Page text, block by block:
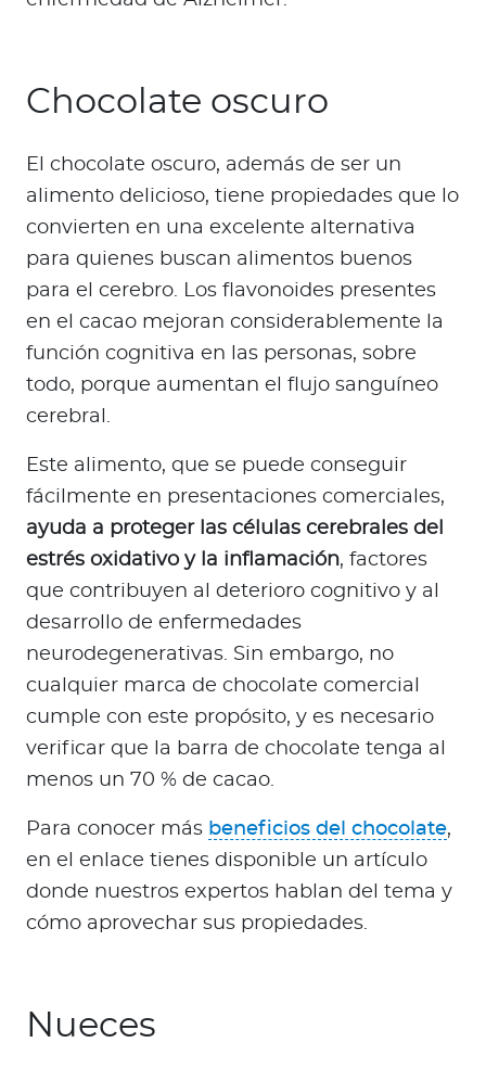
Chocolate oscuro
El chocolate oscuro, además de ser un
alimento delicioso, tiene propiedades que lo
convierten en una excelente alternativa
para quienes buscan alimentos buenos
para el cerebro. Los flavonoides presentes
en el cacao mejoran considerablemente la
función cognitiva en las personas, sobre
todo, porque aumentan el flujo sanguíneo
cerebral.
Este alimento, que se puede conseguir
fácilmente en presentaciones comerciales,
ayuda a proteger las células cerebrales del
estrés oxidativo y la inflamación, factores
que contribuyen al deterioro cognitivo y al
desarrollo de enfermedades
neurodegenerativas. Sin embargo, no
cualquier marca de chocolate comercial
cumple con este propósito, y es necesario
verificar que la barra de chocolate tenga al
menos un 70 % de cacao.
Para conocer más beneficios del chocolate,
en el enlace tienes disponible un artículo
donde nuestros expertos hablan del tema y
cómo aprovechar sus propiedades.
Nueces